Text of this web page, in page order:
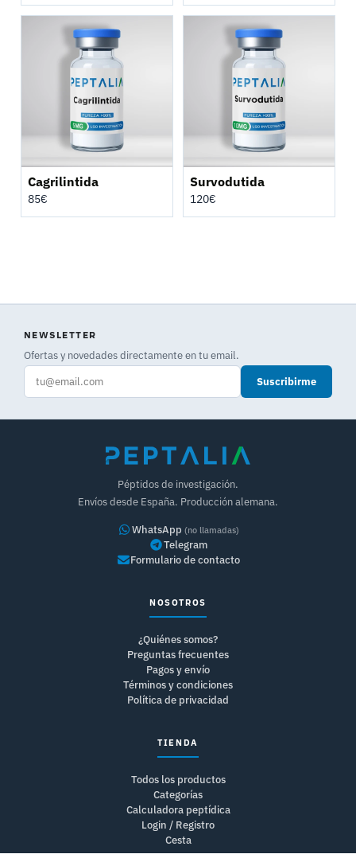
Cagrilintida
85€
Survodutida
120€
NEWSLETTER
Ofertas y novedades directamente en tu email.
Suscribirme
Péptidos de investigación.
Envíos desde España. Producción alemana.
WhatsApp (no llamadas)
Telegram
Formulario de contacto
NOSOTROS
¿Quiénes somos?
Preguntas frecuentes
Pagos y envío
Términos y condiciones
Política de privacidad
TIENDA
Todos los productos
Categorías
Calculadora peptídica
Login / Registro
Cesta